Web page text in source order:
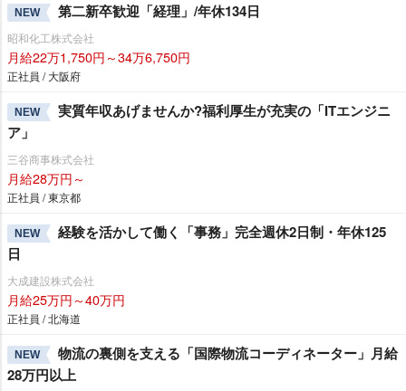
NEW 第二新卒歓迎「経理」/年休134日
昭和化工株式会社
月給22万1,750円～34万6,750円
正社員 / 大阪府
NEW
実質年収あげませんか?福利厚生が充実の「ITエンジニ
ア」
三谷商事株式会社
月給28万円～
正社員 / 東京都
NEW
経験を活かして働く「事務」完全週休2日制・年休125
日
大成建設株式会社
月給25万円～40万円
正社員 / 北海道
NEW
物流の裏側を支える「国際物流コーディネーター」月給
28万円以上